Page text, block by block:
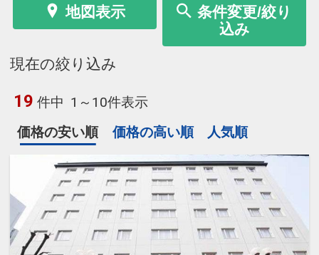
地図表示
条件変更/絞り
込み
現在の絞り込み
19 件中 1～10件表示
価格の安い順
価格の高い順 人気順